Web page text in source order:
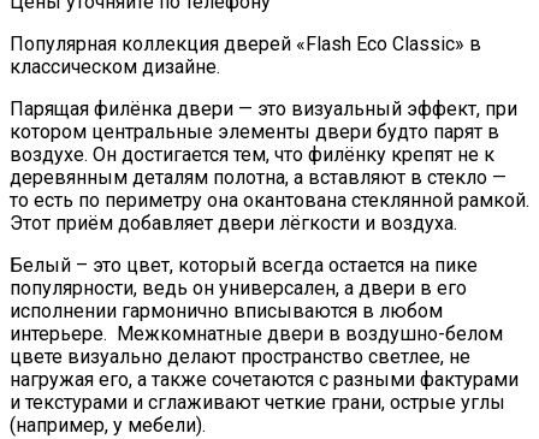
Популярная коллекция дверей «Flash Eco Classic» в
классическом дизайне.
Парящая филёнка двери — это визуальный эффект, при
котором центральные элементы двери будто парят в
воздухе. Он достигается тем, что филёнку крепят не к
деревянным деталям полотна, а вставляют в стекло —
то есть по периметру она окантована стеклянной рамкой.
Этот приём добавляет двери лёгкости и воздуха.
Белый – это цвет, который всегда остается на пике
популярности, ведь он универсален, а двери в его
исполнении гармонично вписываются в любом
интерьере. Межкомнатные двери в воздушно-белом
цвете визуально делают пространство светлее, не
нагружая его, а также сочетаются с разными фактурами
и текстурами и сглаживают четкие грани, острые углы
(например, у мебели).